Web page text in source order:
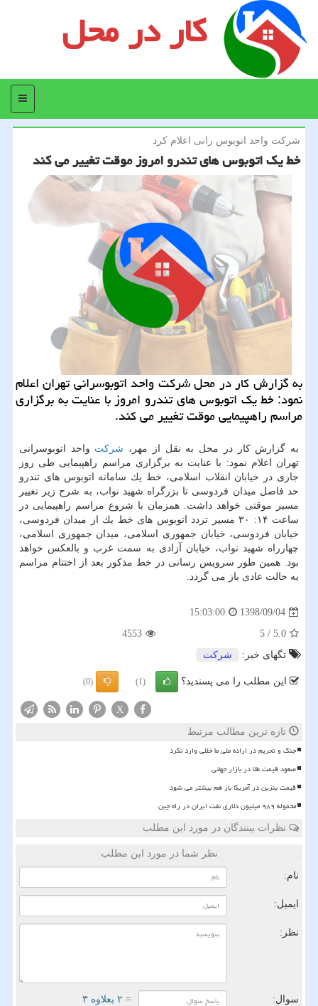
کار در محل
منو
شركت واحد اتوبوس رانی اعلام كرد
خط یك اتوبوس های تندرو امروز موقت تغییر می كند
به گزارش كار در محل شركت واحد اتوبوسرانی تهران اعلام
نمود: خط یك اتوبوس های تندرو امروز با عنایت به برگزاری
مراسم راهپیمایی موقت تغییر می كند.
به گزارش كار در محل به نقل از مهر، شركت واحد اتوبوسرانی
تهران اعلام نمود: با عنایت به برگزاری مراسم راهپیمایی طی روز
جاری در خیابان انقلاب اسلامی، خط یك سامانه اتوبوس های تندرو
حد فاصل میدان فردوسی تا بزرگراه شهید نواب، به شرح زیر تغییر
مسیر موقتی خواهد داشت. همزمان با شروع مراسم راهپیمایی در
ساعت ۱۴: ۳۰ مسیر تردد اتوبوس های خط یك از میدان فردوسی،
خیابان فردوسی، خیابان جمهوری اسلامی، میدان جمهوری اسلامی،
چهارراه شهید نواب، خیابان آزادی به سمت غرب و بالعكس خواهد
بود. همین طور سرویس رسانی در خط مذكور بعد از اختتام مراسم
به حالت عادی باز می گردد.
1398/09/04
15:03:00
5.0
/
5
4553
تگهای خبر:
شركت
این مطلب را می پسندید؟ (1)
(0)
X
تازه ترین مطالب مرتبط
جنگ و تحریم در اراده ملی ما خللی وارد نکرد
صعود قیمت طلا در بازار جهانی
قیمت بنزین در آمریکا باز هم بیشتر می شود
محموله ۹۸۹ میلیون دلاری نفت ایران در راه چین
نظرات بینندگان در مورد این مطلب
نظر شما در مورد این مطلب
نام:
ایمیل:
نظر:
سوال: = ۲ بعلاوه ۳